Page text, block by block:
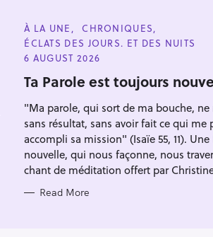
C
A
T
E
O
R
E
S
À LA UNE
CHRONIQUES
ÉCLATS DES JOURS. ET DES NUITS
6 AUGUST 2026
Ta Parole est toujours
"Ma parole, qui sort de ma bouche, ne
sans résultat, sans avoir fait ce qui me
accompli sa mission" (Isaïe 55, 11).
nouvelle, qui nous façonne, nous
chant de méditation offert par
Read More